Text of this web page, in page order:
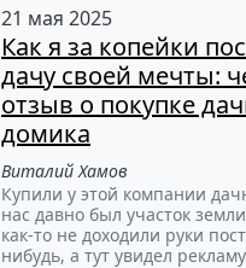
21 мая 2025
Как я за копейки
дачу своей мечты:
отзыв о покупке
домика
Виталий Хамов
Купили у этой компании
нас давно был участок
как-то не доходили руки
нибудь, а тут увидел